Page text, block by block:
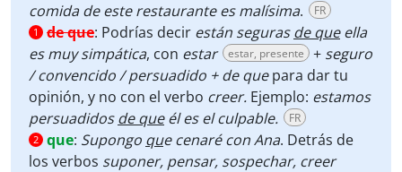
comida de este restaurante es malísima. FR
1 de que: Podrías decir están segurasde queella
es muy simpática, con estar estar, presente + seguro
/ convencido / persuadido + de quepara dar tu
opinión, y no con el verbo creer. Ejemplo: estamos
persuadidosde queél es el culpable. FR
2 que: Supongo que cenaré con Ana. Detrás de
los verbos suponer, pensar, sospechar, creer